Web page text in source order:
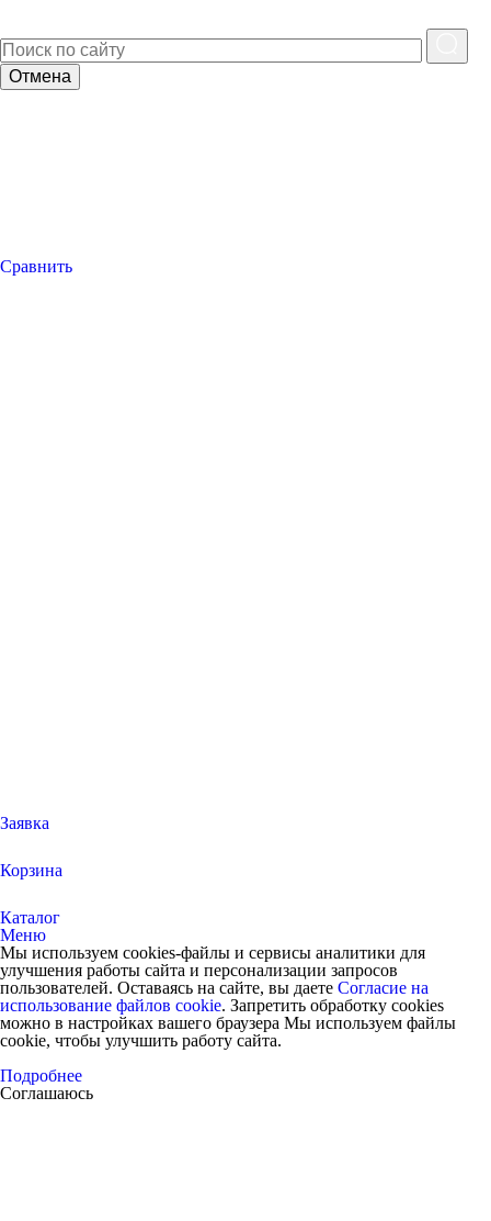
Отмена
Сравнить
Заявка
Корзина
Каталог
Меню
Мы используем cookies-файлы и сервисы аналитики для
улучшения работы сайта и персонализации запросов
пользователей. Оставаясь на сайте, вы даете Согласие на
использование файлов cookie. Запретить обработку cookies
можно в настройках вашего браузера Мы используем файлы
cookie, чтобы улучшить работу сайта.
Подробнее
Соглашаюсь